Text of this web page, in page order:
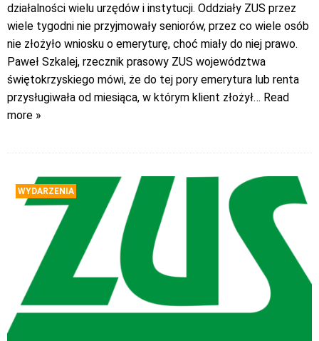
działalności wielu urzędów i instytucji. Oddziały ZUS przez
wiele tygodni nie przyjmowały seniorów, przez co wiele osób
nie złożyło wniosku o emeryturę, choć miały do niej prawo.
Paweł Szkalej, rzecznik prasowy ZUS województwa
świętokrzyskiego mówi, że do tej pory emerytura lub renta
przysługiwała od miesiąca, w którym klient złożył… Read
more »
WYDARZENIA